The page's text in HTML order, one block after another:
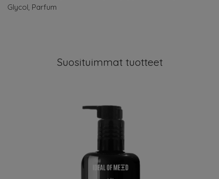
Glycol, Parfum
Suosituimmat tuotteet